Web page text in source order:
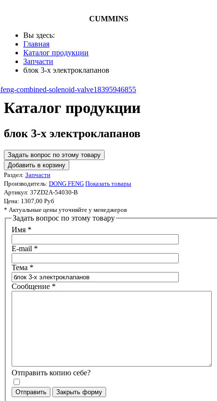
CUMMINS
Вы здесь:
Главная
Каталог продукции
Запчасти
блок 3-х электроклапанов
Каталог продукции
блок 3-х электроклапанов
Задать вопрос по этому товару
Раздел: Запчасти
Производитель: DONG FENG Показать товары
Артикул: 37ZD2A-54030-B
Цена: 1307,00 Руб
* Актуальные цены уточняйте у менеджеров
Задать вопрос по этому товару
Имя *
E-mail *
Тема *
Сообщение *
Отправить копию себе?
Отправить Закрыть форму